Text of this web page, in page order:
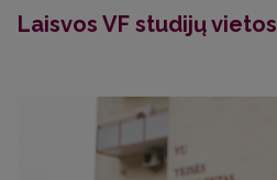
Laisvos VF studijų vietos